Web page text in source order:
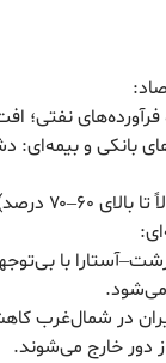
نفتی؛
و بیمه‌ای:
معیشت خانوارها.
با
در شمال‌غرب
دور خارج می‌شوند.